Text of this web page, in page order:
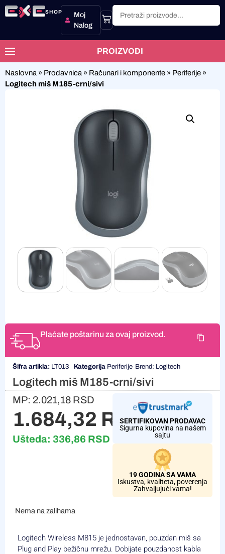
SHOP
Moj
Nalog
PROIZVODI
Naslovna » Prodavnica » Računari i komponente » Periferije »
Logitech miš M185-crni/sivi
Plaćate poštarinu za ovaj proizvod.
Šifra artikla: LT013 Kategorija Periferije Brend: Logitech
Logitech miš M185-crni/sivi
MP: 2.021,18 RSD
1.684,32 RSD
Ušteda: 336,86 RSD
SERTIFIKOVAN PRODAVAC
Sigurna kupovina na našem
sajtu
19 GODINA SA VAMA
Iskustva, kvaliteta, poverenja
Zahvaljujući vama!
Nema na zalihama
Logitech Wireless M815 je jednostavan, pouzdan miš sa
Plug and Play bežičnu mrežu. Dobijate pouzdanost kabla